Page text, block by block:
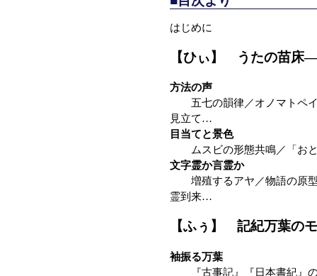
はじめに
【ひぃ】 うたの苗床
方法の声
五七の韻律／オノマトペイ
見立て…
目当てと景色
ムスビの形態共鳴／「おと
文字霊か言霊か
増殖するアヤ／物語の原型
霊到来…
【ふぅ】 記紀万葉の
袖振る万葉
『古事記』『日本書紀』の